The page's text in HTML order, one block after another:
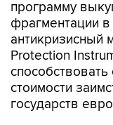
программу
фрагментации
антикризисный
Protection
стоимости
государств